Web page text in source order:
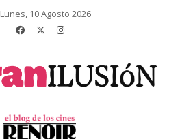
Lunes, 10 Agosto 2026